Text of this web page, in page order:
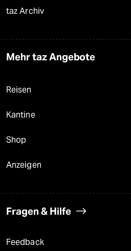
taz Archiv
Mehr taz Angebote
Reisen
Kantine
Shop
Anzeigen
Fragen & Hilfe
Feedback